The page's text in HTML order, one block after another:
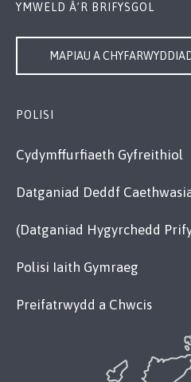
YMWELD Â’R BRIFYSGOL
MAPIAU A
POLISI
Cydymffurfiaeth Gyfreithiol
Datganiad Deddf
(Datganiad Hygyrchedd
Polisi Iaith Gymraeg
Preifatrwydd a Chwcis